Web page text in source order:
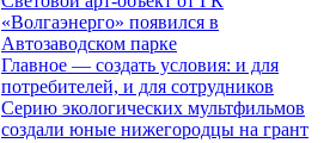
«Волгаэнерго» появился в
Автозаводском парке
Главное — создать условия: и для
потребителей, и для сотрудников
Серию экологических мультфильмов
создали юные нижегородцы на грант